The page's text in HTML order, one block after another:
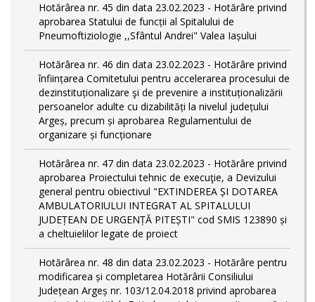
Hotărârea nr. 45 din data 23.02.2023 - Hotărâre privind
aprobarea Statului de funcții al Spitalului de
Pneumoftiziologie ,,Sfântul Andrei" Valea Iașului
Hotărârea nr. 46 din data 23.02.2023 - Hotărâre privind
înființarea Comitetului pentru accelerarea procesului de
dezinstituționalizare şi de prevenire a instituționalizării
persoanelor adulte cu dizabilități la nivelul județului
Argeș, precum și aprobarea Regulamentului de
organizare și funcționare
Hotărârea nr. 47 din data 23.02.2023 - Hotărâre privind
aprobarea Proiectului tehnic de execuţie, a Devizului
general pentru obiectivul "EXTINDEREA ȘI DOTAREA
AMBULATORIULUI INTEGRAT AL SPITALULUI
JUDEȚEAN DE URGENȚĂ PITEȘTI" cod SMIS 123890 și
a cheltuielilor legate de proiect
Hotărârea nr. 48 din data 23.02.2023 - Hotărâre pentru
modificarea și completarea Hotărârii Consiliului
Județean Argeș nr. 103/12.04.2018 privind aprobarea